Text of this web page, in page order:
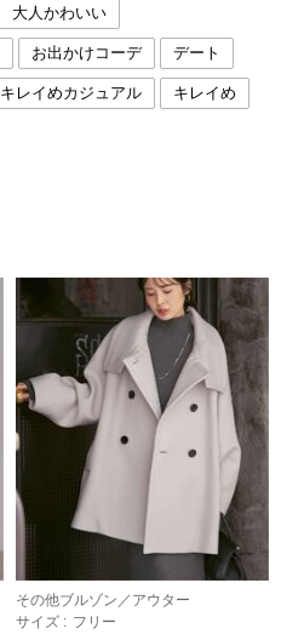
大人かわいい
お出かけコーデ デート
キレイめカジュアル キレイめ
その他ブルゾン／アウター
サイズ : フリー